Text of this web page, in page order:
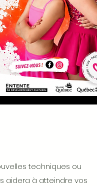
techniques ou
aidera à atteindre vos